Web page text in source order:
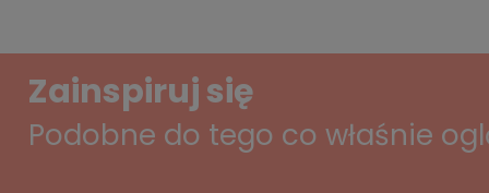
Zainspiruj się
Podobne do tego co właśnie